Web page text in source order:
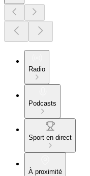
Radio
Podcasts
Sport en direct
À proximité